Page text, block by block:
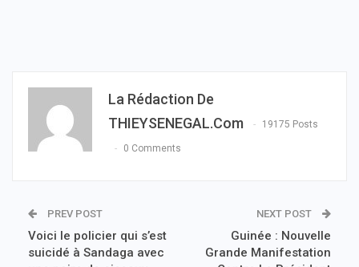
La Rédaction De
THIEYSENEGAL.com
19175 Posts
0 Comments
PREV POST
Voici le policier qui s’est
suicidé à Sandaga avec
NEXT POST
Guinée : Nouvelle
Grande Manifestation